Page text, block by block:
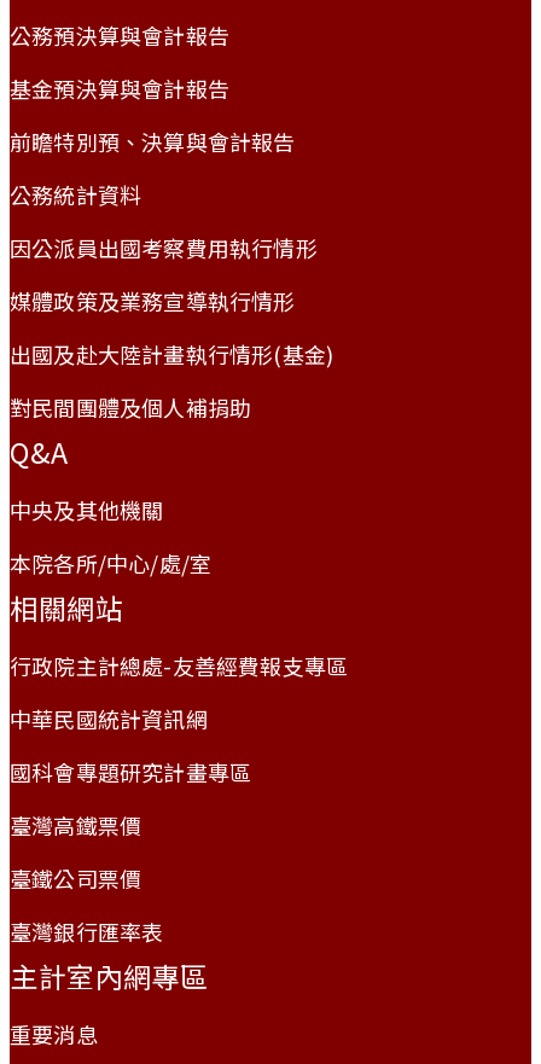
公務預決算與會計報告
基金預決算與會計報告
前瞻特別預、決算與會計報告
公務統計資料
因公派員出國考察費用執行情形
媒體政策及業務宣導執行情形
出國及赴大陸計畫執行情形(基金)
對民間團體及個人補捐助
Q&A
中央及其他機關
本院各所/中心/處/室
相關網站
行政院主計總處-友善經費報支專區
中華民國統計資訊網
國科會專題研究計畫專區
臺灣高鐵票價
臺鐵公司票價
臺灣銀行匯率表
主計室內網專區
重要消息